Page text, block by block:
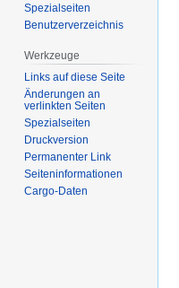
Spezialseiten
Benutzerverzeichnis
Werkzeuge
Links auf diese Seite
Änderungen an
verlinkten Seiten
Spezialseiten
Druckversion
Permanenter Link
Seiten­­informationen
Cargo-Daten